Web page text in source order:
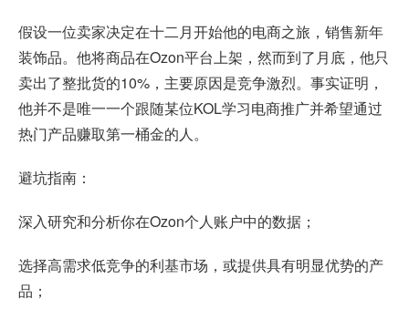
假设一位卖家决定在十二月开始他的电商之旅，销售新年
装饰品。他将商品在Ozon平台上架，然而到了月底，他只
卖出了整批货的10%，主要原因是竞争激烈。事实证明，
他并不是唯一一个跟随某位KOL学习电商推广并希望通过
热门产品赚取第一桶金的人。
避坑指南：
深入研究和分析你在Ozon个人账户中的数据；
选择高需求低竞争的利基市场，或提供具有明显优势的产
品；